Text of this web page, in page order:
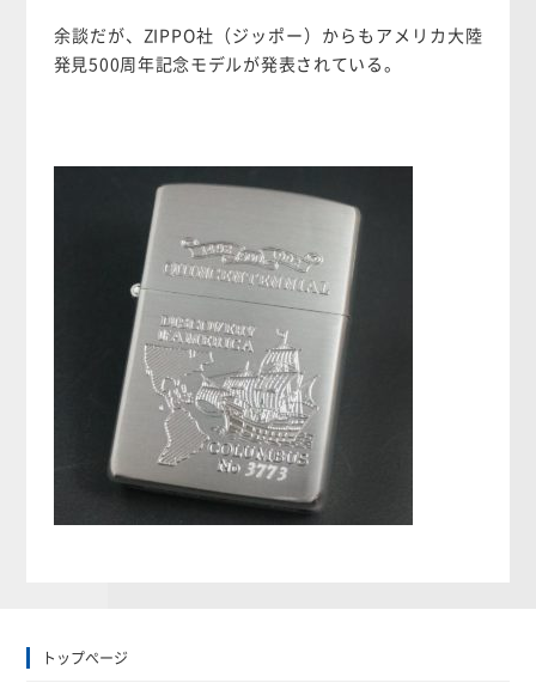
余談だが、ZIPPO社（ジッポー）からもアメリカ大陸
発見500周年記念モデルが発表されている。
トップぺージ